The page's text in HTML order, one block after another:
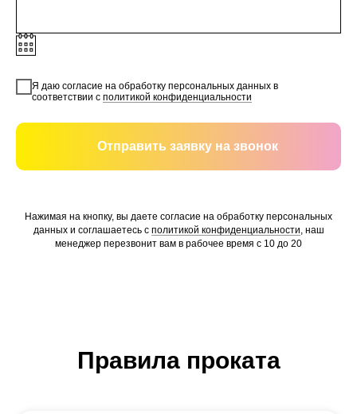
Я даю согласие на обработку персональных данных в
соответствии с политикой конфиденциальности
Отправить заявку на звонок
Нажимая на кнопку, вы даете согласие на обработку персональных
данных и соглашаетесь c политикой конфиденциальности, наш
менеджер перезвонит вам в рабочее время с 10 до 20
Правила проката